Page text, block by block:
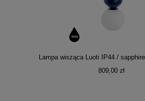
Lampa wisząca Luoti IP44 /
809,00 zł